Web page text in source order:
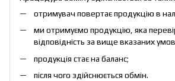
отримувач повертає продукцію в
ми отримуємо продукцію, яка
відповідність за вище вказаних
продукція стає на баланс;
після чого здійснюється обмін.